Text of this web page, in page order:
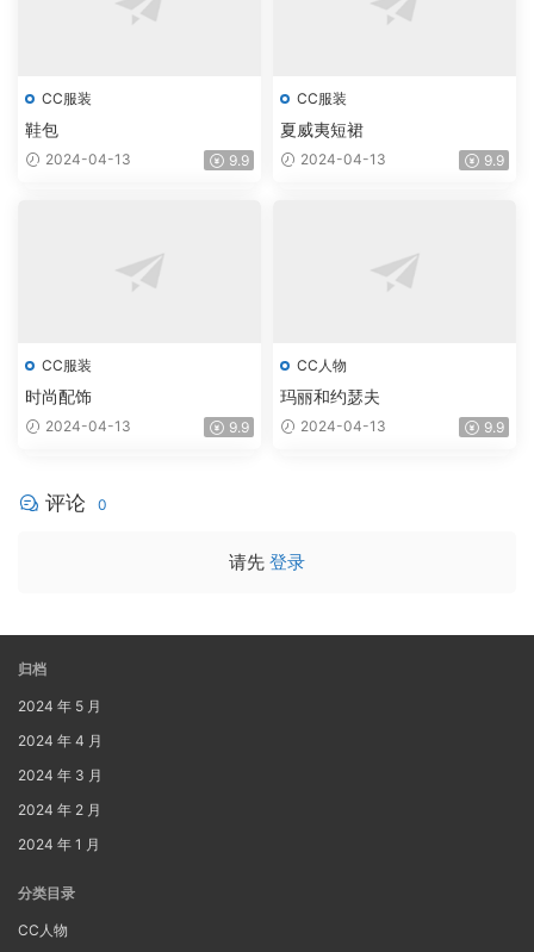
CC服装
鞋包
2024-04-13 9.9
CC服装
夏威夷短裙
2024-04-13 9.9
CC服装
时尚配饰
2024-04-13 9.9
CC人物
玛丽和约瑟夫
2024-04-13 9.9
评论 0
请先 登录
归档
2024 年 5 月
2024 年 4 月
2024 年 3 月
2024 年 2 月
2024 年 1 月
分类目录
CC人物